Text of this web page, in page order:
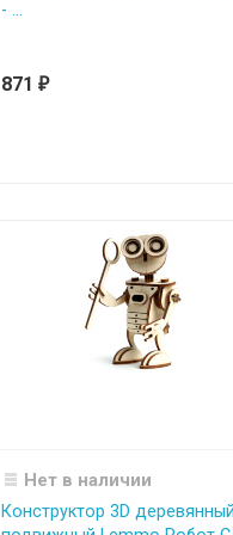
- ...
871 ₽
Нет в наличии
Конструктор 3D деревянный